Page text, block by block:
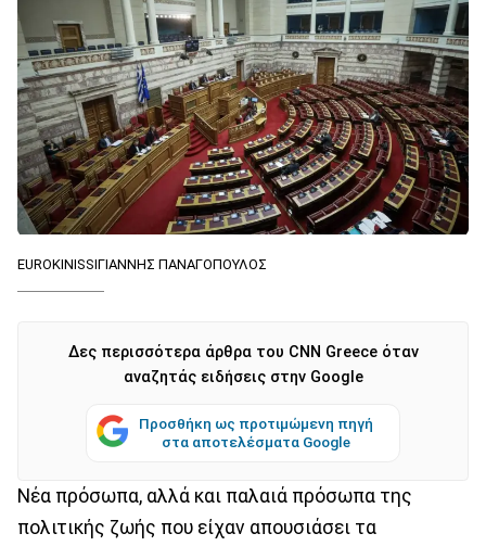
EUROKINISSIΓΙΑΝΝΗΣ ΠΑΝΑΓΟΠΟΥΛΟΣ
Δες περισσότερα άρθρα του CNN Greece όταν
αναζητάς ειδήσεις στην Google
Προσθήκη ως προτιμώμενη πηγή
στα αποτελέσματα Google
Νέα πρόσωπα, αλλά και παλαιά πρόσωπα της
πολιτικής ζωής που είχαν απουσιάσει τα